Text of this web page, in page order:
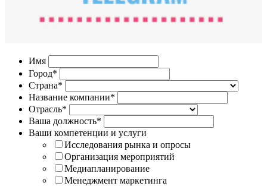
Имя
Город*
Страна*
Название компании*
Отрасль*
Ваша должность*
Ваши компетенции и услуги
Исследования рынка и опросы
Организация мероприятий
Медиапланирование
Менеджмент маркетинга